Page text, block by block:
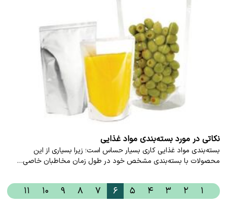
نکاتی در مورد بسته‌بندی مواد غذایی
بسته‌بندی مواد غذایی کاری بسیار حساس است؛ زیرا بسیاری از این
محصولات با بسته‌بندی مشخص خود در طول زمان مخاطبان خاصی…
۱ ۲ ۳ ۴ ۵ ۶ ۷ ۸ ۹ ۱۰ ۱۱